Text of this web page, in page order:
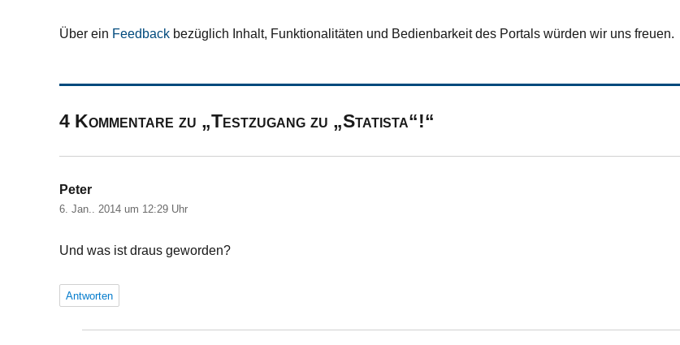
Über ein Feedback bezüglich Inhalt, Funktionalitäten und Bedienbarkeit des Portals würden wir uns freuen.
4 Kommentare zu „Testzugang zu „Statista“!“
Peter
6. Jan.. 2014 um 12:29 Uhr
Und was ist draus geworden?
Antworten